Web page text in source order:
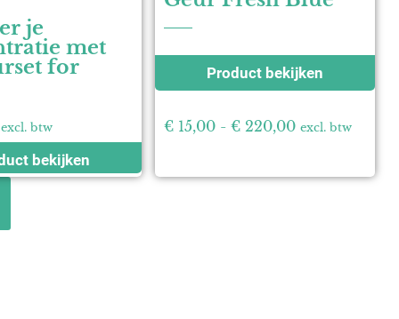
je
met
for
excl. btw
bekijken
€ 15,00 - € 220,00 excl. btw
Product bekijken